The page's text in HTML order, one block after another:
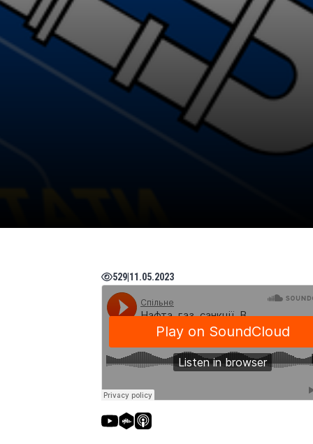
529|11.05.2023